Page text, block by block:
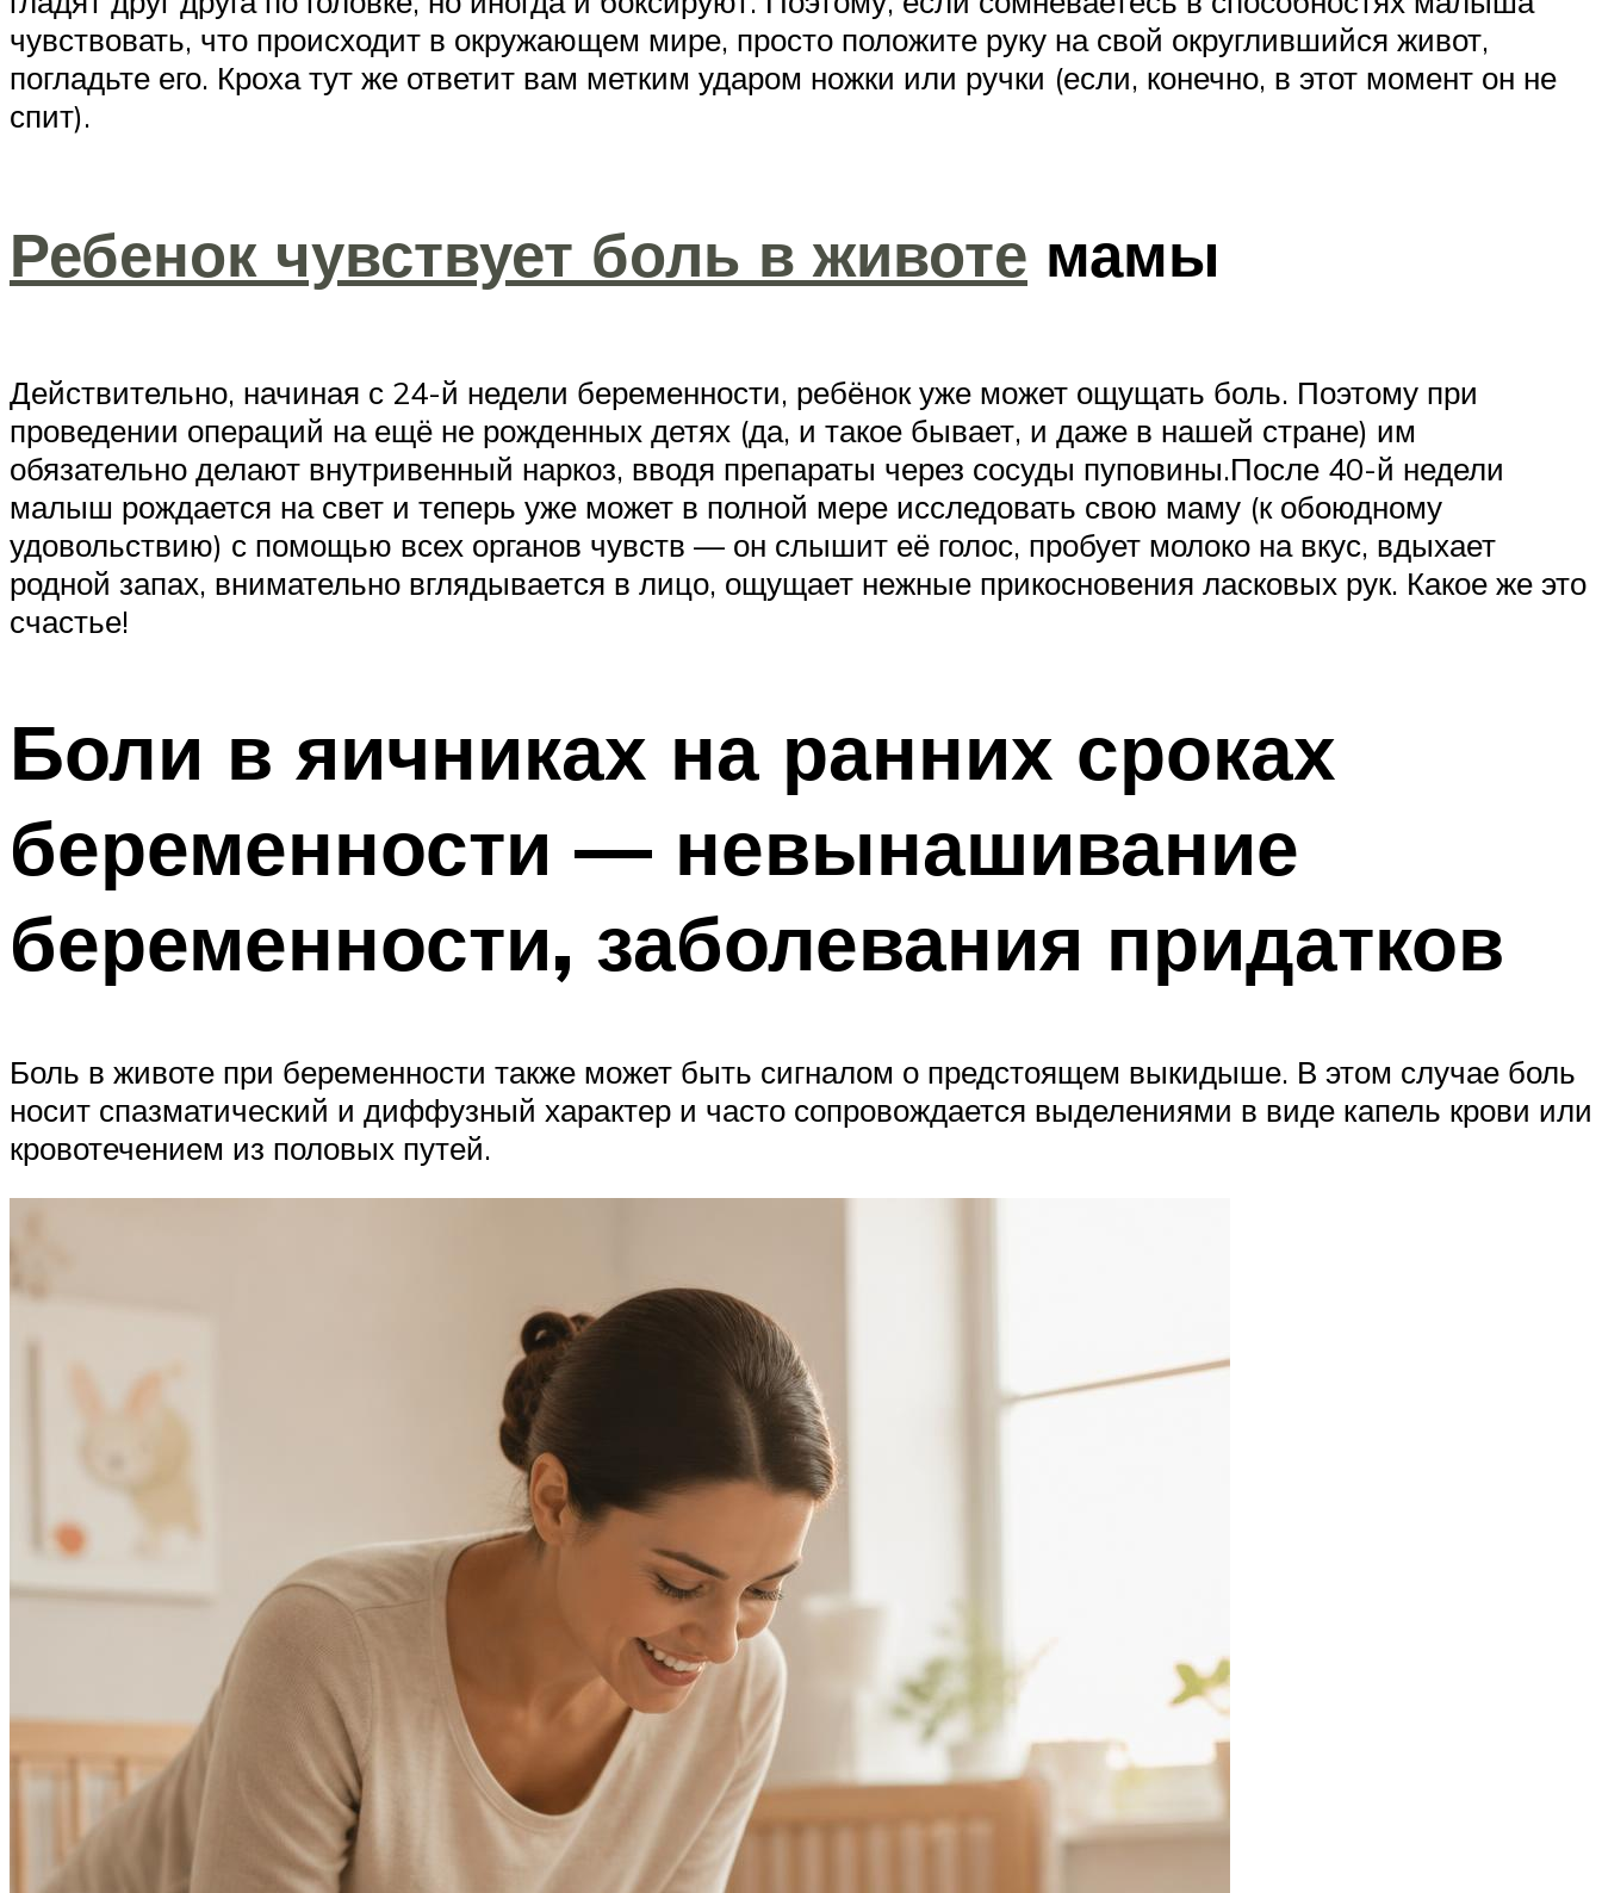
чувствовать, что происходит в окружающем мире, просто положите руку на свой округлившийся живот,
погладьте его. Кроха тут же ответит вам метким ударом ножки или ручки (если, конечно, в этот момент он не
спит).
Ребенок чувствует боль в животе мамы
Действительно, начиная с 24-й недели беременности, ребёнок уже может ощущать боль. Поэтому при
проведении операций на ещё не рожденных детях (да, и такое бывает, и даже в нашей стране) им
обязательно делают внутривенный наркоз, вводя препараты через сосуды пуповины.После 40-й недели
малыш рождается на свет и теперь уже может в полной мере исследовать свою маму (к обоюдному
удовольствию) с помощью всех органов чувств — он слышит её голос, пробует молоко на вкус, вдыхает
родной запах, внимательно вглядывается в лицо, ощущает нежные прикосновения ласковых рук. Какое же это
счастье!
Боли в яичниках на ранних сроках
беременности — невынашивание
беременности, заболевания придатков
Боль в животе при беременности также может быть сигналом о предстоящем выкидыше. В этом случае боль
носит спазматический и диффузный характер и часто сопровождается выделениями в виде капель крови или
кровотечением из половых путей.